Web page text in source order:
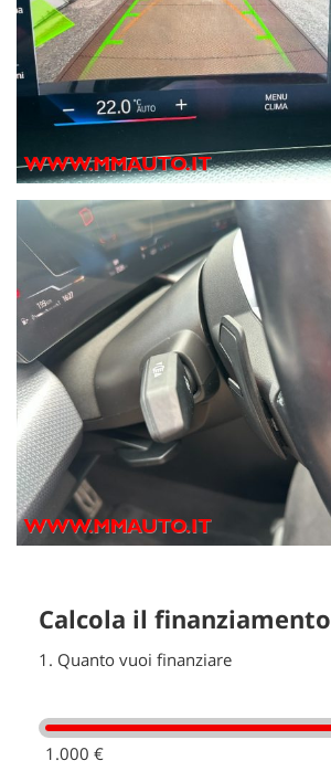
Calcola il finanziamento
1. Quanto vuoi finanziare
1.000 €